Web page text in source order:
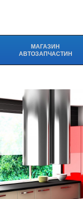
МАГАЗИН
АВТОЗАПЧАСТИН